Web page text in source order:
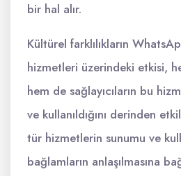
bir hal alır.
Kültürel farklılıkların
hizmetleri üzerindeki etkisi,
hem de sağlayıcıların bu
ve kullanıldığını derinden
tür hizmetlerin sunumu ve
bağlamların anlaşılmasına